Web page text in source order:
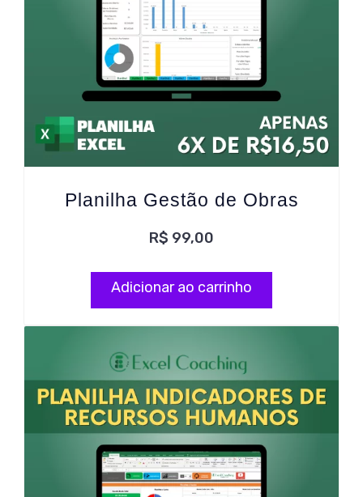
Planilha Gestão de Obras
R$ 99,00
Adicionar ao carrinho